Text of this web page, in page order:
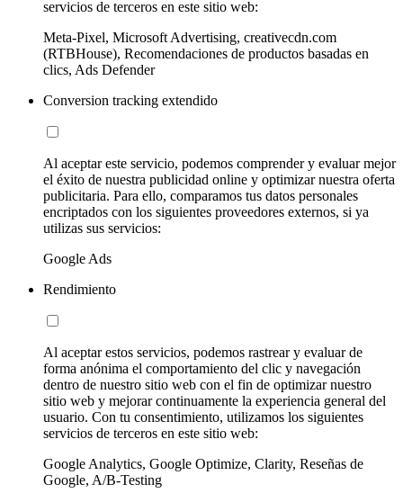
servicios de terceros en este sitio web:
Meta-Pixel, Microsoft Advertising, creativecdn.com
(RTBHouse), Recomendaciones de productos basadas en
clics, Ads Defender
Conversion tracking extendido
Al aceptar este servicio, podemos comprender y evaluar mejor
el éxito de nuestra publicidad online y optimizar nuestra oferta
publicitaria. Para ello, comparamos tus datos personales
encriptados con los siguientes proveedores externos, si ya
utilizas sus servicios:
Google Ads
Rendimiento
Al aceptar estos servicios, podemos rastrear y evaluar de
forma anónima el comportamiento del clic y navegación
dentro de nuestro sitio web con el fin de optimizar nuestro
sitio web y mejorar continuamente la experiencia general del
usuario. Con tu consentimiento, utilizamos los siguientes
servicios de terceros en este sitio web:
Google Analytics, Google Optimize, Clarity, Reseñas de
Google, A/B-Testing